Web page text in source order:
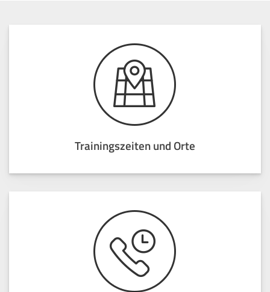
Trainingszeiten und Orte